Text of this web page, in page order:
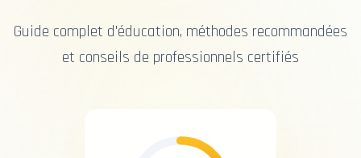
Guide complet d'éducation, méthodes recommandées
et conseils de professionnels certifiés